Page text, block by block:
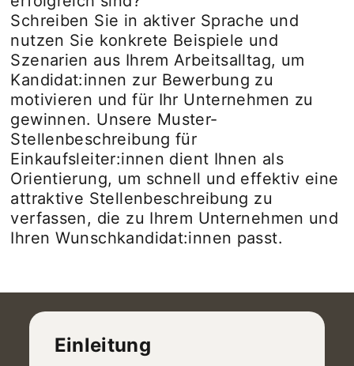
Schreiben Sie in aktiver Sprache und
nutzen Sie konkrete Beispiele und
Szenarien aus Ihrem Arbeitsalltag, um
Kandidat:innen zur Bewerbung zu
motivieren und für Ihr Unternehmen zu
gewinnen. Unsere Muster-
Stellenbeschreibung für
Einkaufsleiter:innen dient Ihnen als
Orientierung, um schnell und effektiv eine
attraktive Stellenbeschreibung zu
verfassen, die zu Ihrem Unternehmen und
Ihren Wunschkandidat:innen passt.
Einleitung